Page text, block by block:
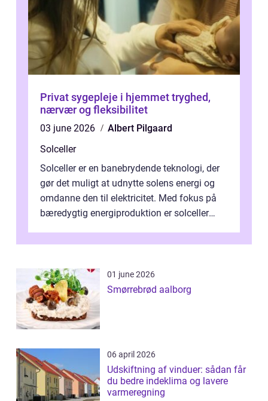
Privat sygepleje i hjemmet tryghed,
nærvær og fleksibilitet
03 june 2026
Albert Pilgaard
Solceller
Solceller er en banebrydende teknologi, der
gør det muligt at udnytte solens energi og
omdanne den til elektricitet. Med fokus på
bæredygtig energiproduktion er solceller
01 june 2026
Smørrebrød aalborg
06 april 2026
Udskiftning af vinduer: sådan får
du bedre indeklima og lavere
varmeregning